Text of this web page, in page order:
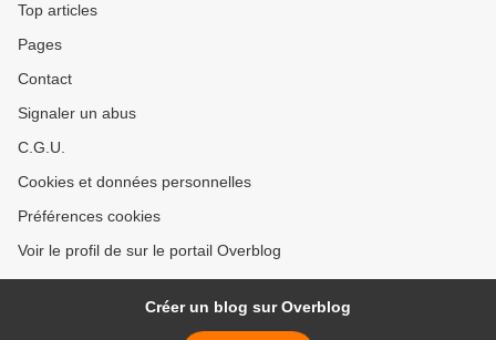
Top articles
Pages
Contact
Signaler un abus
C.G.U.
Cookies et données personnelles
Préférences cookies
Voir le profil de sur le portail Overblog
Créer un blog sur Overblog